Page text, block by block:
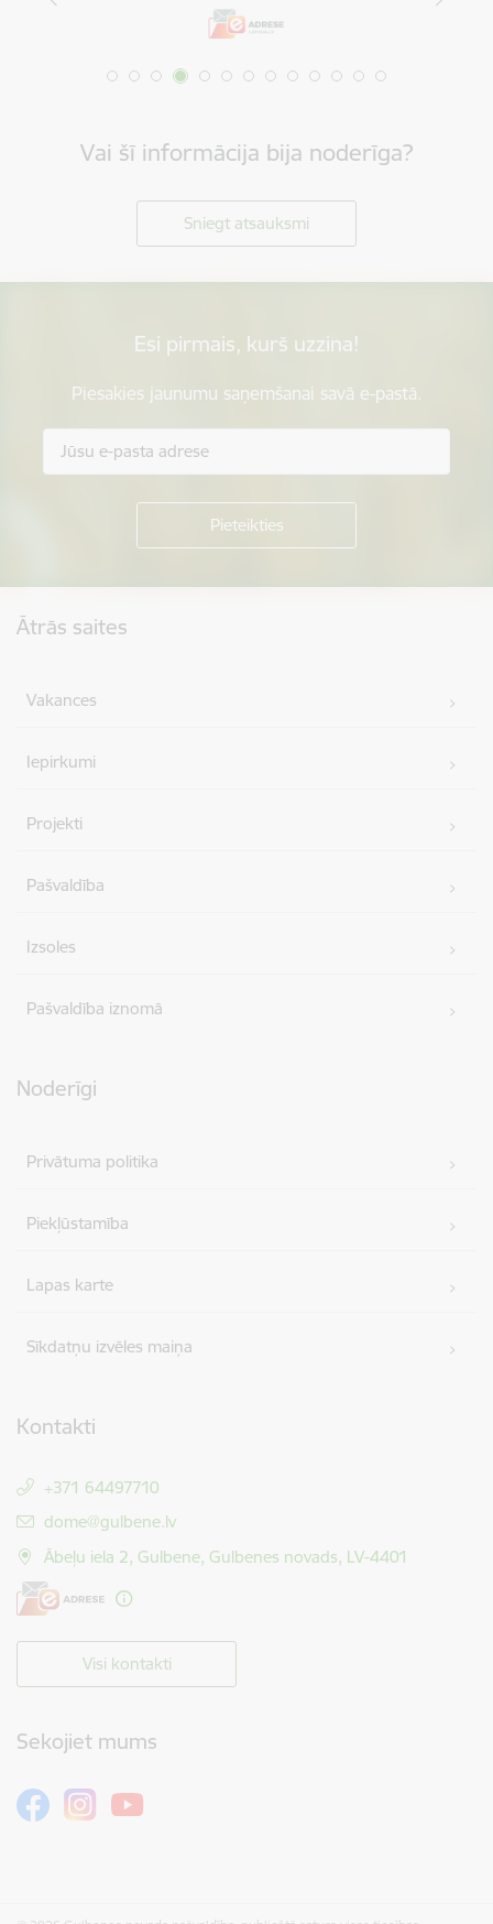
Vai šī informācija bija noderīga?
Sniegt atsauksmi
Esi pirmais, kurš uzzina!
Piesakies jaunumu saņemšanai savā e-pastā.
Ātrās saites
Vakances
Iepirkumi
Projekti
Pašvaldība
Izsoles
Pašvaldība iznomā
Noderīgi
Privātuma politika
Piekļūstamība
Lapas karte
Sīkdatņu izvēles maiņa
Kontakti
+371 64497710
E-pasts:
dome@gulbene.lv
Ābeļu iela 2, Gulbene, Gulbenes novads, LV-4401
Visi kontakti
Sekojiet mums